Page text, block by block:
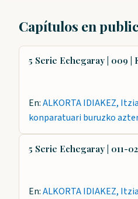
Capítulos en
5 Serie Echegaray | 009 |
En:ALKORTA IDIAKEZ,
konparatuari buruzko
5 Serie Echegaray | 011-
En:ALKORTA IDIAKEZ,